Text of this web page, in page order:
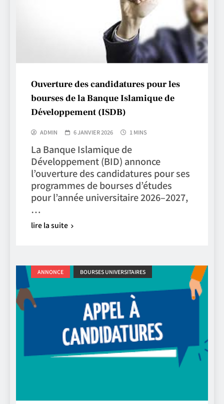
Ouverture des candidatures pour les
bourses de la Banque Islamique de
Développement (ISDB)
ADMIN 6 JANVIER 2026 1 MINS
La Banque Islamique de
Développement (BID) annonce
l’ouverture des candidatures pour ses
programmes de bourses d’études
pour l’année universitaire 2026–2027,
…
lire la suite
ANNONCE BOURSES UNIVERSITAIRES